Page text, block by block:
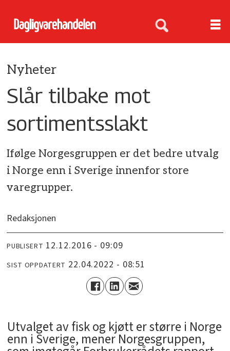
Nyheter
Slår tilbake mot
sortimentsslakt
Ifølge Norgesgruppen er det bedre utvalg
i Norge enn i Sverige innenfor store
varegrupper.
Redaksjonen
PUBLISERT 12.12.2016 - 09:09
SIST OPPDATERT 22.04.2022 - 08:51
Utvalget av fisk og kjøtt er større i Norge
enn i Sverige, mener Norgesgruppen,